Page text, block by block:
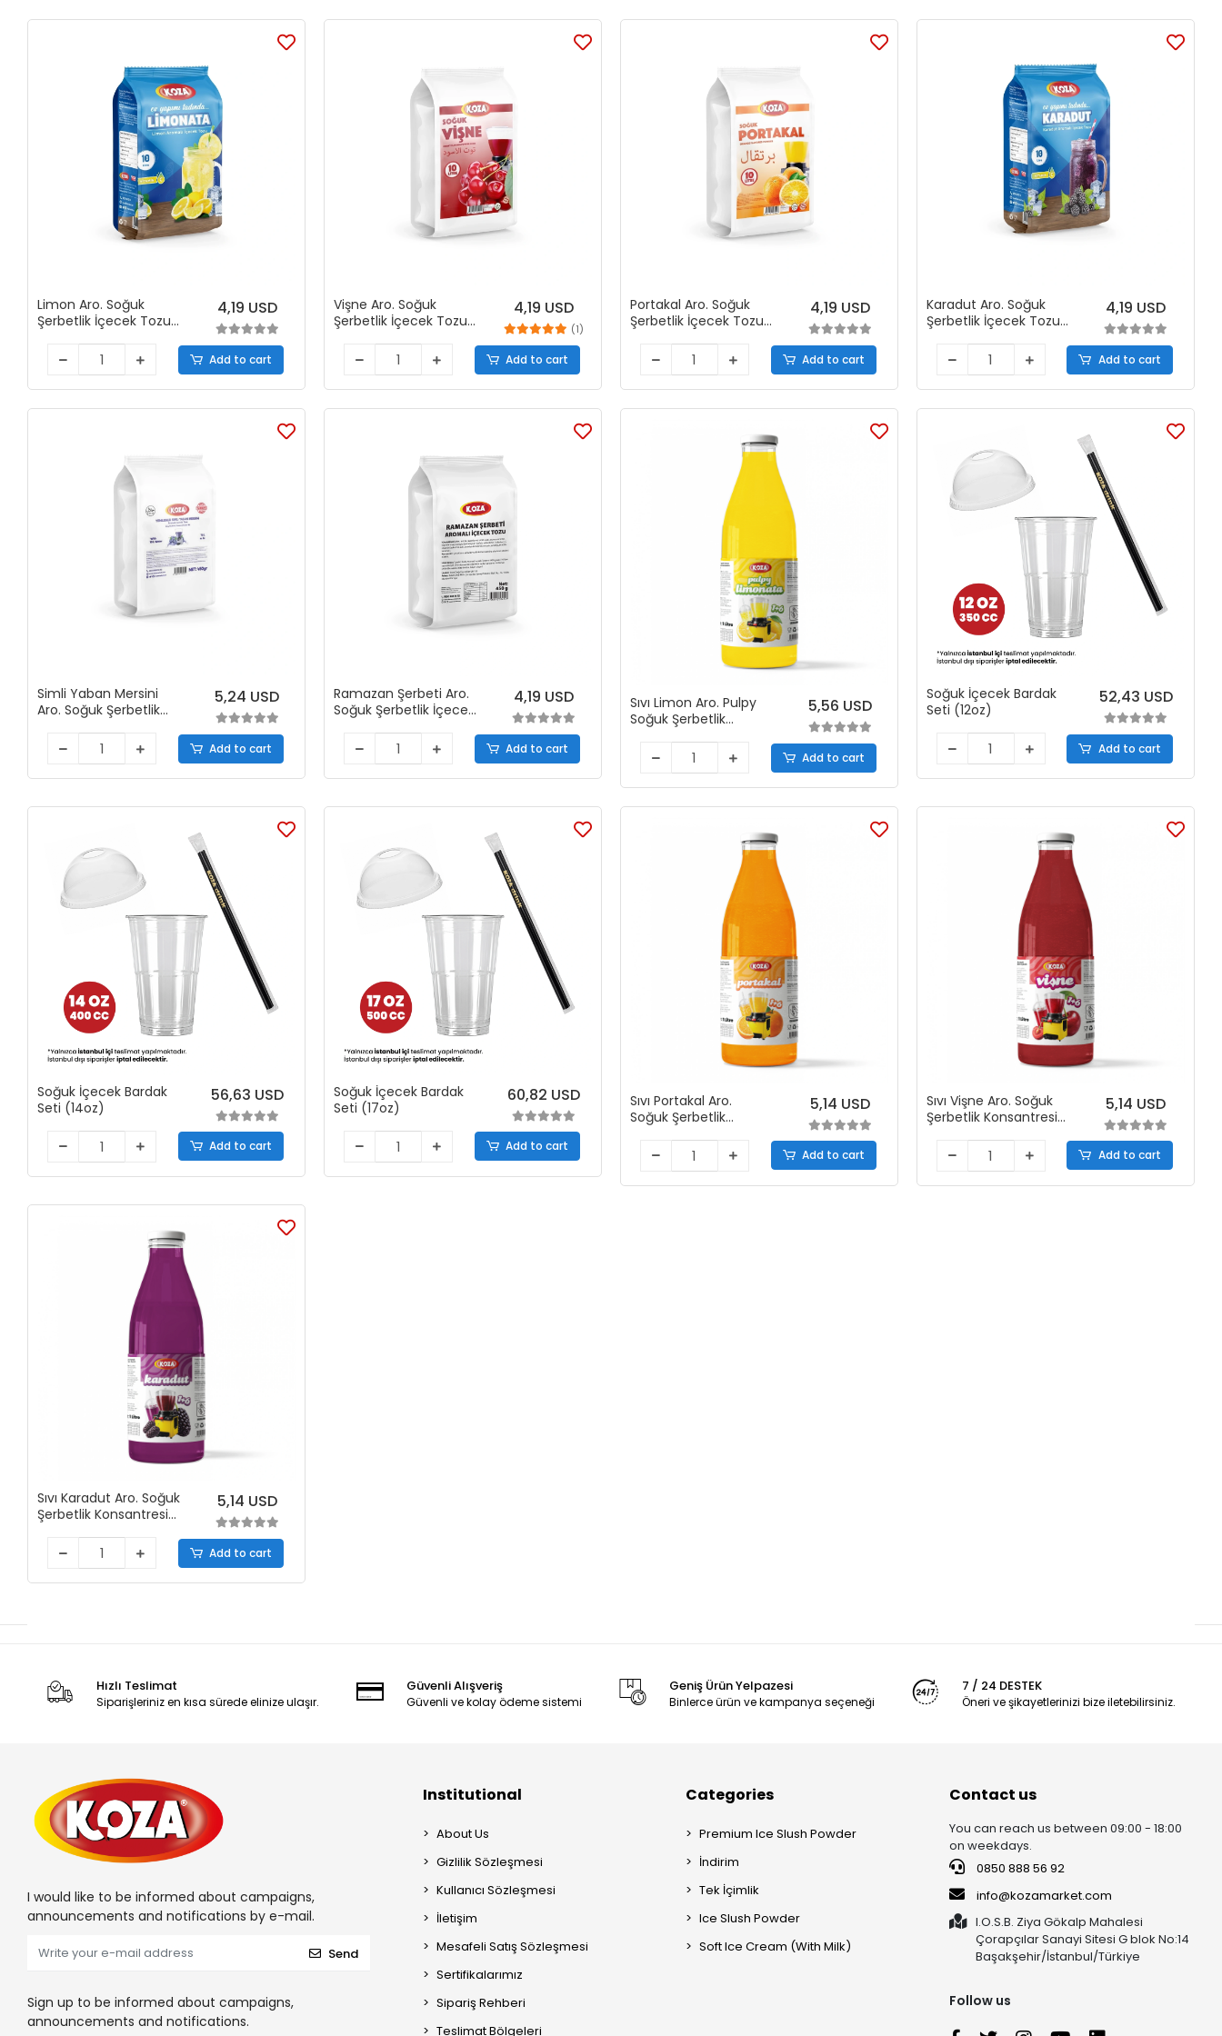
Limon Aro. Soğuk
Şerbetlik İçecek Tozu
4,19 USD
Add to cart
Vişne Aro. Soğuk
Şerbetlik İçecek Tozu
4,19 USD
(1)
Add to cart
Portakal Aro. Soğuk
Şerbetlik İçecek Tozu
4,19 USD
Add to cart
Karadut Aro. Soğuk
Şerbetlik İçecek Tozu
4,19 USD
Add to cart
Simli Yaban Mersini
Aro. Soğuk Şerbetlik
5,24 USD
Add to cart
Ramazan Şerbeti Aro.
Soğuk Şerbetlik İçecek
4,19 USD
Add to cart
Sıvı Limon Aro. Pulpy
Soğuk Şerbetlik
5,56 USD
Add to cart
Soğuk İçecek Bardak
Seti (12oz)
52,43 USD
Add to cart
Soğuk İçecek Bardak
Seti (14oz)
56,63 USD
Add to cart
Soğuk İçecek Bardak
Seti (17oz)
60,82 USD
Add to cart
Sıvı Portakal Aro.
Soğuk Şerbetlik
5,14 USD
Add to cart
Sıvı Vişne Aro. Soğuk
Şerbetlik Konsantresi
5,14 USD
Add to cart
Sıvı Karadut Aro. Soğuk
Şerbetlik Konsantresi
5,14 USD
Add to cart
Hızlı Teslimat
Siparişleriniz en kısa sürede elinize ulaşır.
Güvenli Alışveriş
Güvenli ve kolay ödeme sistemi
Geniş Ürün Yelpazesi
Binlerce ürün ve kampanya seçeneği
7 / 24 DESTEK
Öneri ve şikayetlerinizi bize iletebilirsiniz.
I would like to be informed about campaigns,
announcements and notifications by e-mail.
Send
Sign up to be informed about campaigns,
announcements and notifications.
Institutional
About Us
Gizlilik Sözleşmesi
Kullanıcı Sözleşmesi
İletişim
Mesafeli Satış Sözleşmesi
Sertifikalarımız
Sipariş Rehberi
Teslimat Bölgeleri
Categories
Premium Ice Slush Powder
İndirim
Tek İçimlik
Ice Slush Powder
Soft Ice Cream (With Milk)
Contact us
You can reach us between 09:00 - 18:00
on weekdays.
0850 888 56 92
info@kozamarket.com
I.O.S.B. Ziya Gökalp Mahalesi
Çorapçılar Sanayi Sitesi G blok No:14
Başakşehir/İstanbul/Türkiye
Follow us